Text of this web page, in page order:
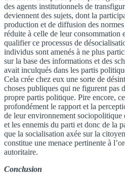
des agents institutionnels de
deviennent des sujets, dont la
production et de diffusion des
réduite à celle de leur consommation
qualifier ce processus de
individus sont amenés à ne plus
sur la base des informations et des
avait inculqués dans les partis
Cela crée chez eux une sorte de
choses publiques qui ne figurent pas
propre partis politique. Pire encore,
profondément le rapport et la
de leur environnement
et les ennemis du parti et donc de la
que la socialisation axée sur la
constitue une menace pertinente à
autoritaire.
Conclusion